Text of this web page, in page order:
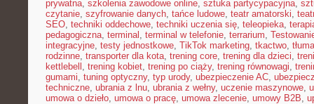
prywatna, szkolenia zawodowe online, sztuka partycypacyjna,
czytanie, szyfrowanie danych, tańce ludowe, teatr amatorski,
SEO, techniki oddechowe, techniki uczenia się, teleopieka,
pedagogiczna, terminal , terminal w telefonie, terrarium,
integracyjne, testy jednostkowe, TikTok marketing, tkactwo,
rodzinne, transporter dla kota, trening core, trening dla dzieci,
kettlebell , trening kobiet, trening po ciąży, trening równowagi,
gumami, tuning optyczny, typ urody, ubezpieczenie AC,
techniczne, ubrania z lnu, ubrania z wełny, uczenie maszynowe,
umowa o dzieło, umowa o pracę, umowa zlecenie, umowy B2B,